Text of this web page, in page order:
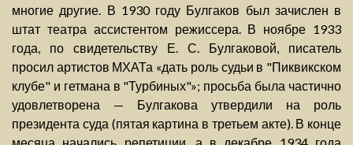
многие другие. В 1930 году Булгаков был зачислен в
штат театра ассистентом режиссера. В ноябре 1933
года, по свидетельству Е. С. Булгаковой, писатель
просил артистов МХАТа «дать роль судьи в "Пиквикском
клубе" и гетмана в "Турбиных"»; просьба была частично
удовлетворена — Булгакова утвердили на роль
президента суда (пятая картина в третьем акте). В конце